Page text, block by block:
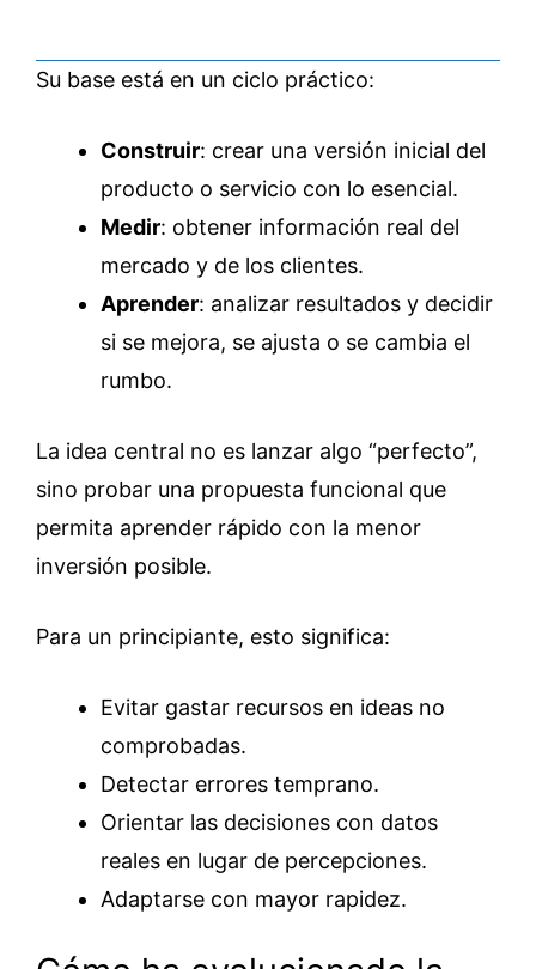
Su base está en un ciclo práctico:
Construir: crear una versión inicial del
producto o servicio con lo esencial.
Medir: obtener información real del
mercado y de los clientes.
Aprender: analizar resultados y decidir
si se mejora, se ajusta o se cambia el
rumbo.
La idea central no es lanzar algo “perfecto”,
sino probar una propuesta funcional que
permita aprender rápido con la menor
inversión posible.
Para un principiante, esto significa:
Evitar gastar recursos en ideas no
comprobadas.
Detectar errores temprano.
Orientar las decisiones con datos
reales en lugar de percepciones.
Adaptarse con mayor rapidez.